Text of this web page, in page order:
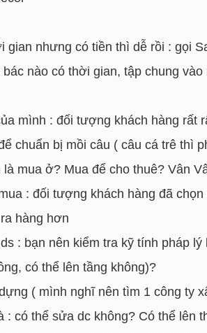
gian nhưng có tiền thì dễ rồi : gọi
nào có thời gian, tập chung
mình : đối tượng khách hàng rất
chuẩn bị mồi câu ( câu cá trê thì
là mua ở? Mua để cho thuê? Vân
: đối tượng khách hàng đã
hàng hơn
: bạn nên kiểm tra kỹ tính pháp
có thể lên tầng không)?
( mình nghĩ nên tìm 1 công ty
: có thể sửa dc không? Có thể